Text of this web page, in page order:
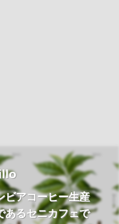
ビアコーヒー生産
あるセニカフェで